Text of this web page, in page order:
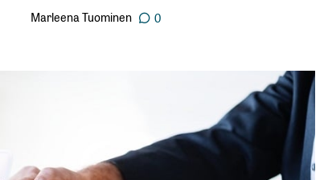
Marleena Tuominen 0